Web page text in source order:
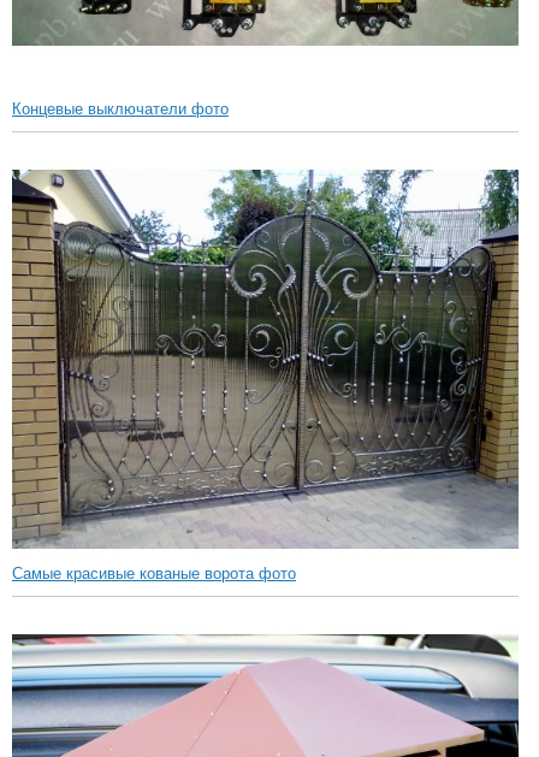
Концевые выключатели фото
Самые красивые кованые ворота фото